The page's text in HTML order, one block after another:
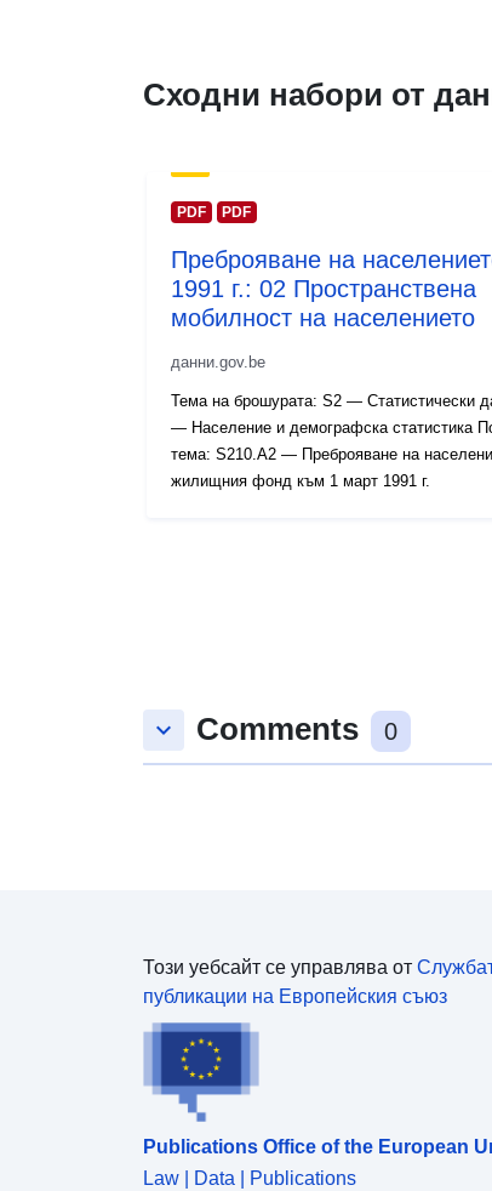
Сходни набори от
PDF PDF
Преброяване на
1991 г.: 02 Пространствена
мобилност на населението
данни.gov.be
Тема на брошурата: S2 — Статистически
— Население и демографска статистика
тема: S210.A2 — Преброяване на
жилищния фонд към 1 март 1991 г.
keyboard_arrow_down Comments 0
Този уебсайт се управлява от
публикации на Европейския съюз
Publications Office of the European
Law | Data | Publications